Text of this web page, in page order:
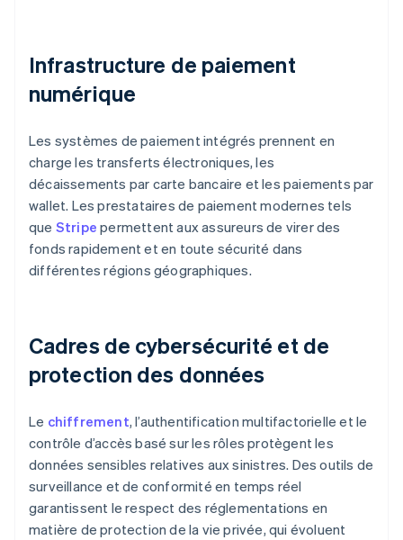
Infrastructure de paiement
numérique
Les systèmes de paiement intégrés prennent en
charge les transferts électroniques, les
décaissements par carte bancaire et les paiements par
wallet. Les prestataires de paiement modernes tels
que Stripe permettent aux assureurs de virer des
fonds rapidement et en toute sécurité dans
différentes régions géographiques.
Cadres de cybersécurité et de
protection des données
Le chiffrement, l’authentification multifactorielle et le
contrôle d’accès basé sur les rôles protègent les
données sensibles relatives aux sinistres. Des outils de
surveillance et de conformité en temps réel
garantissent le respect des réglementations en
matière de protection de la vie privée, qui évoluent